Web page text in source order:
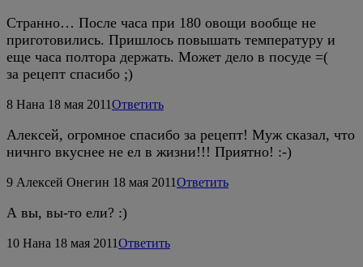
Странно… После часа при 180 овощи вообще не
приготовились. Пришлось повышать температуру и
еще часа полтора держать. Может дело в посуде =(
за рецепт спасибо ;)
8 Нана 18 мая 2011Ответить
Алексей, огромное спасибо за рецепт! Муж сказал, что
ничнго вкуснее не ел в жизни!!! Приятно! :-)
9 Алексей Онегин 18 мая 2011Ответить
А вы, вы-то ели? :)
10 Нана 18 мая 2011Ответить